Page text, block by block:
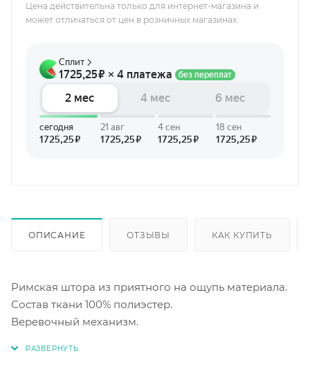
Цена действительна только для интернет-магазина и
может отличаться от цен в розничных магазинах
ОПИСАНИЕ ОТЗЫВЫ КАК КУПИТЬ
Римская штора из приятного на ощупь материала.
Состав ткани 100% полиэстер.
Веревочный механизм.